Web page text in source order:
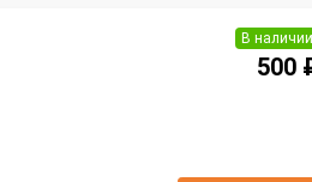
В наличии
500